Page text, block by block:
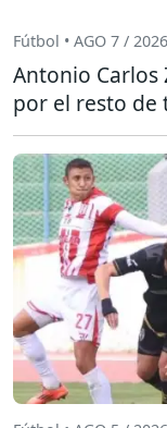
Fútbol • AGO 7 / 2026
Antonio Carlos
por el resto de